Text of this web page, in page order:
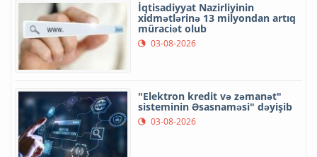
İqtisadiyyat Nazirliyinin
xidmətlərinə 13 milyondan artıq
müraciət olub
03-08-2026
"Elektron kredit və zəmanət"
sisteminin Əsasnaməsi" dəyişib
03-08-2026